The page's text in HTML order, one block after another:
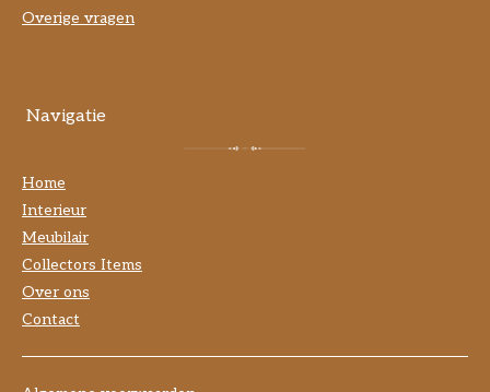
Overige vragen
Navigatie
Home
Interieur
Meubilair
Collectors Items
Over ons
Contact